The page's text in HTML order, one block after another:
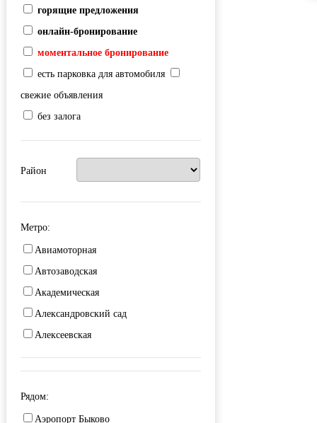
горящие предложения
онлайн-бронирование
моментальное бронирование
есть парковка для автомобиля
свежие объявления
без залога
Район
Метро:
Авиамоторная
Автозаводская
Академическая
Александровский сад
Алексеевская
Алма-Атинская
Аминьевская
Андроновка
Рядом:
Аэропорт Быково